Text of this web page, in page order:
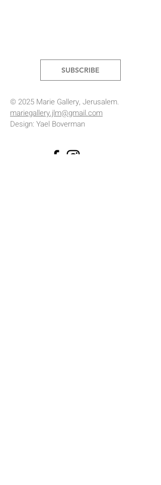
SUBSCRIBE
© 2025 Marie Gallery, Jerusalem.
mariegallery.jlm@gmail.com
Design: Yael Boverman